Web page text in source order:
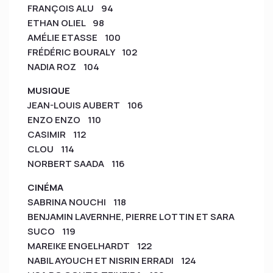
FRANÇOIS ALU 94
ETHAN OLIEL 98
AMÉLIE ETASSE 100
FRÉDÉRIC BOURALY 102
NADIA ROZ 104
MUSIQUE
JEAN-LOUIS AUBERT 106
ENZO ENZO 110
CASIMIR 112
CLOU 114
NORBERT SAADA 116
CINÉMA
SABRINA NOUCHI 118
BENJAMIN LAVERNHE, PIERRE LOTTIN ET SARA
SUCO 119
MAREIKE ENGELHARDT 122
NABIL AYOUCH ET NISRIN ERRADI 124